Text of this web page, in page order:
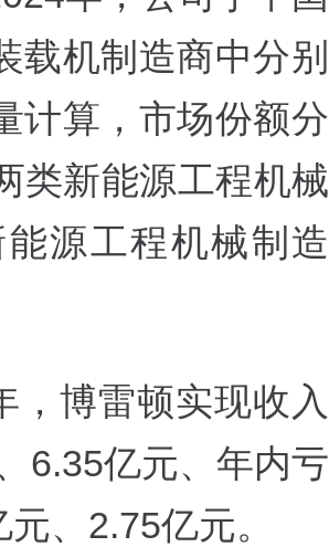
载机制造商中分别
计算，市场份额分
类新能源工程机械
源工程机械制造
，博雷顿实现收入
6.35亿元、年内亏
、2.75亿元。